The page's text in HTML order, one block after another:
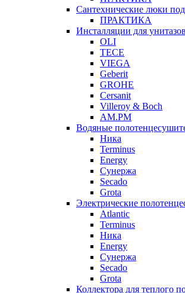
Сантехнические люки
ПРАКТИКА
Инсталляции для
OLI
TECE
VIEGA
Geberit
GROHE
Cersanit
Villeroy & Boch
AM.PM
Водяные
Ника
Terminus
Energy
Сунержа
Secado
Grota
Электрические
Atlantic
Terminus
Ника
Energy
Сунержа
Secado
Grota
Коллектора для теплого